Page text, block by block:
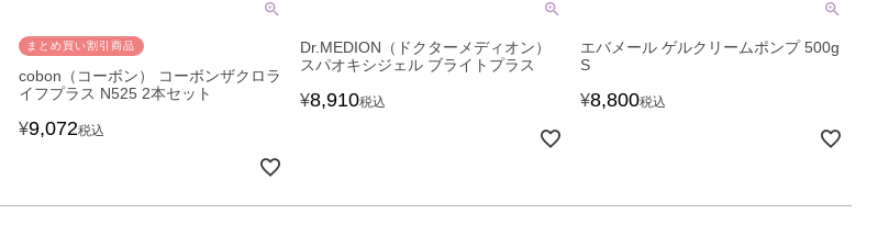
まとめ買い割引商品
cobon（コーボン） コーボンザクロラ
イフプラス N525 2本セット
¥9,072税込
Dr.MEDION（ドクターメディオン）
スパオキシジェル ブライトプラス
¥8,910税込
エバメール ゲルクリームポンプ 500g
S
¥8,800税込